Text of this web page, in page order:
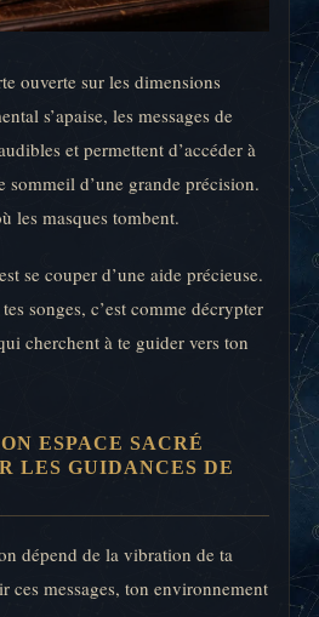
ouverte sur les dimensions
s’apaise, les messages de
et permettent d’accéder à
sommeil d’une grande précision.
les masques tombent.
se couper d’une aide précieuse.
songes, c’est comme décrypter
cherchent à te guider vers ton
ESPACE SACRÉ
LES GUIDANCES DE
dépend de la vibration de ta
ces messages, ton environnement